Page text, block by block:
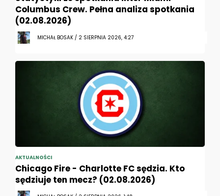
Columbus Crew. Pełna analiza spotkania
(02.08.2026)
MICHAŁ BOSAK / 2 SIERPNIA 2026, 4:27
AKTUALNOŚCI
Chicago Fire - Charlotte FC sędzia. Kto
sędziuje ten mecz? (02.08.2026)